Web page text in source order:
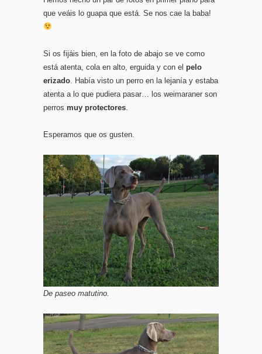
que veáis lo guapa que está. Se nos cae la baba!
Si os fijáis bien, en la foto de abajo se ve como
está atenta, cola en alto, erguida y con el pelo
erizado. Había visto un perro en la lejanía y estaba
atenta a lo que pudiera pasar… los weimaraner son
perros muy protectores.
Esperamos que os gusten.
De paseo matutino.